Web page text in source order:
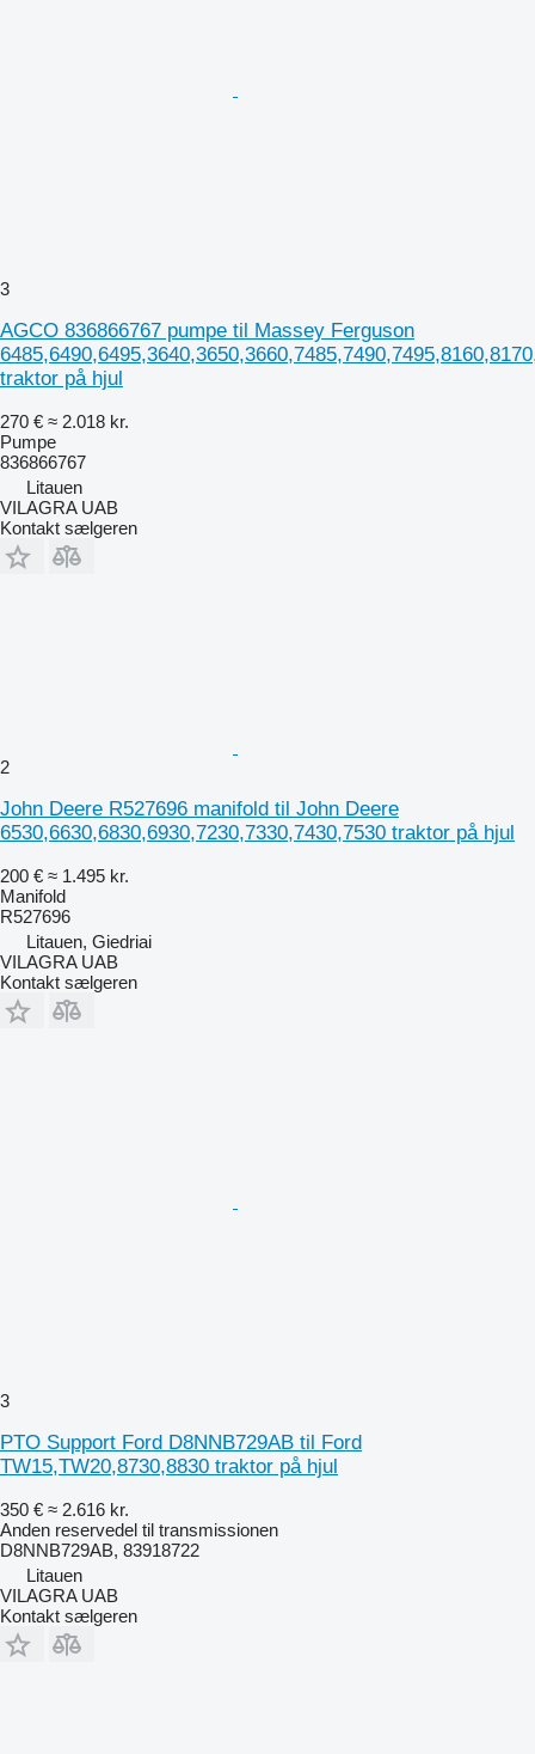
3
AGCO 836866767 pumpe til Massey Ferguson
traktor på hjul
270 € ≈ 2.018 kr.
Pumpe
836866767
Litauen
VILAGRA UAB
Kontakt sælgeren
2
John Deere R527696 manifold til John Deere
6530,6630,6830,6930,7230,7330,7430,7530 traktor på hjul
200 € ≈ 1.495 kr.
Manifold
R527696
Litauen, Giedriai
VILAGRA UAB
Kontakt sælgeren
3
PTO Support Ford D8NNB729AB til Ford
TW15,TW20,8730,8830 traktor på hjul
350 € ≈ 2.616 kr.
Anden reservedel til transmissionen
D8NNB729AB, 83918722
Litauen
VILAGRA UAB
Kontakt sælgeren